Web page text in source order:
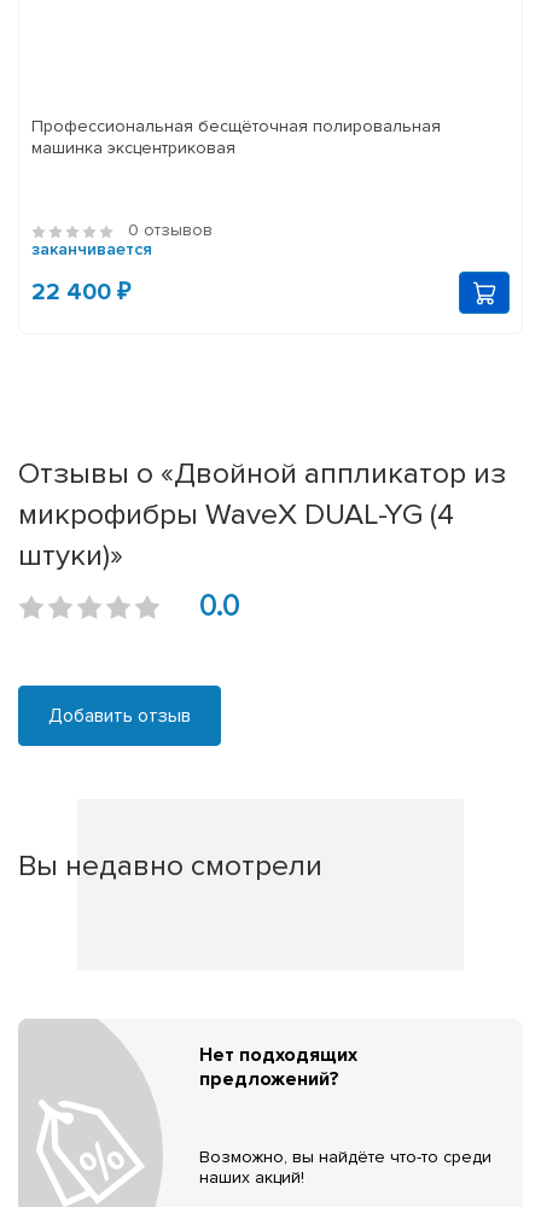
Профессиональная бесщёточная полировальная
машинка эксцентриковая
0 отзывов
заканчивается
22 400 ₽
Отзывы о «Двойной аппликатор из
микрофибры WaveX DUAL-YG (4
штуки)»
0.0
Добавить отзыв
Вы недавно смотрели
Нет подходящих
предложений?
Возможно, вы найдёте что-то среди
наших акций!